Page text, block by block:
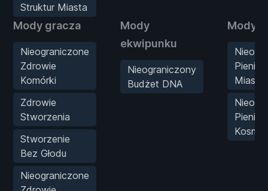
Struktur Miasta
Mody gracza
Nieograniczone
Zdrowie
Komórki
Zdrowie
Stworzenia
Stworzenie
Bez Głodu
Nieograniczone
Mody
ekwipunku
Nieograniczony
Budżet DNA
Mody
Miasta